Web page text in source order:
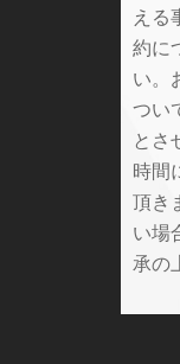
える
約に
い。
つい
とさ
時間
頂き
い場
承の